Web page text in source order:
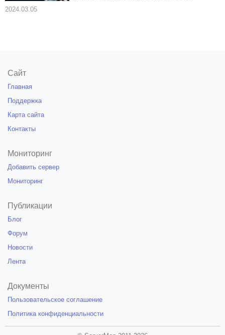
2024.03.05
Сайт
Главная
Поддержка
Карта сайта
Контакты
Мониторинг
Добавить сервер
Мониторинг
Публикации
Блог
Форум
Новости
Лента
Документы
Пользовательское соглашение
Политика конфиденциальности